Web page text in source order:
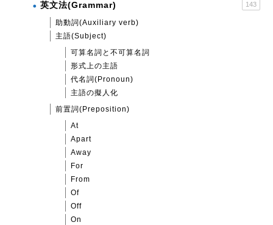
英文法(Grammar) 143
助動詞(Auxiliary verb)
主語(Subject)
可算名詞と不可算名詞
形式上の主語
代名詞(Pronoun)
主語の擬人化
前置詞(Preposition)
At
Apart
Away
For
From
Of
Off
On